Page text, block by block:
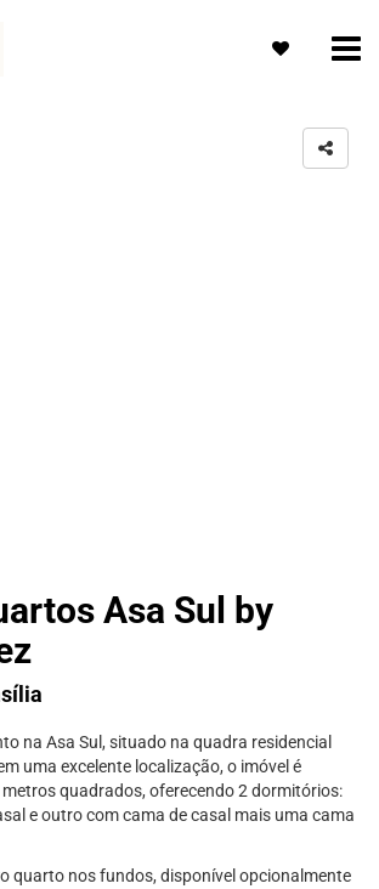
Asa Sul by
na Asa Sul, situado na quadra residencial
uma excelente localização, o imóvel é
quadrados, oferecendo 2 dormitórios:
e outro com cama de casal mais uma cama
quarto nos fundos, disponível opcionalmente